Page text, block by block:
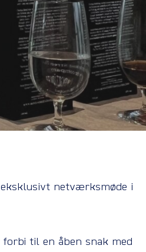
netværksmøde i
forbi til en åben snak med